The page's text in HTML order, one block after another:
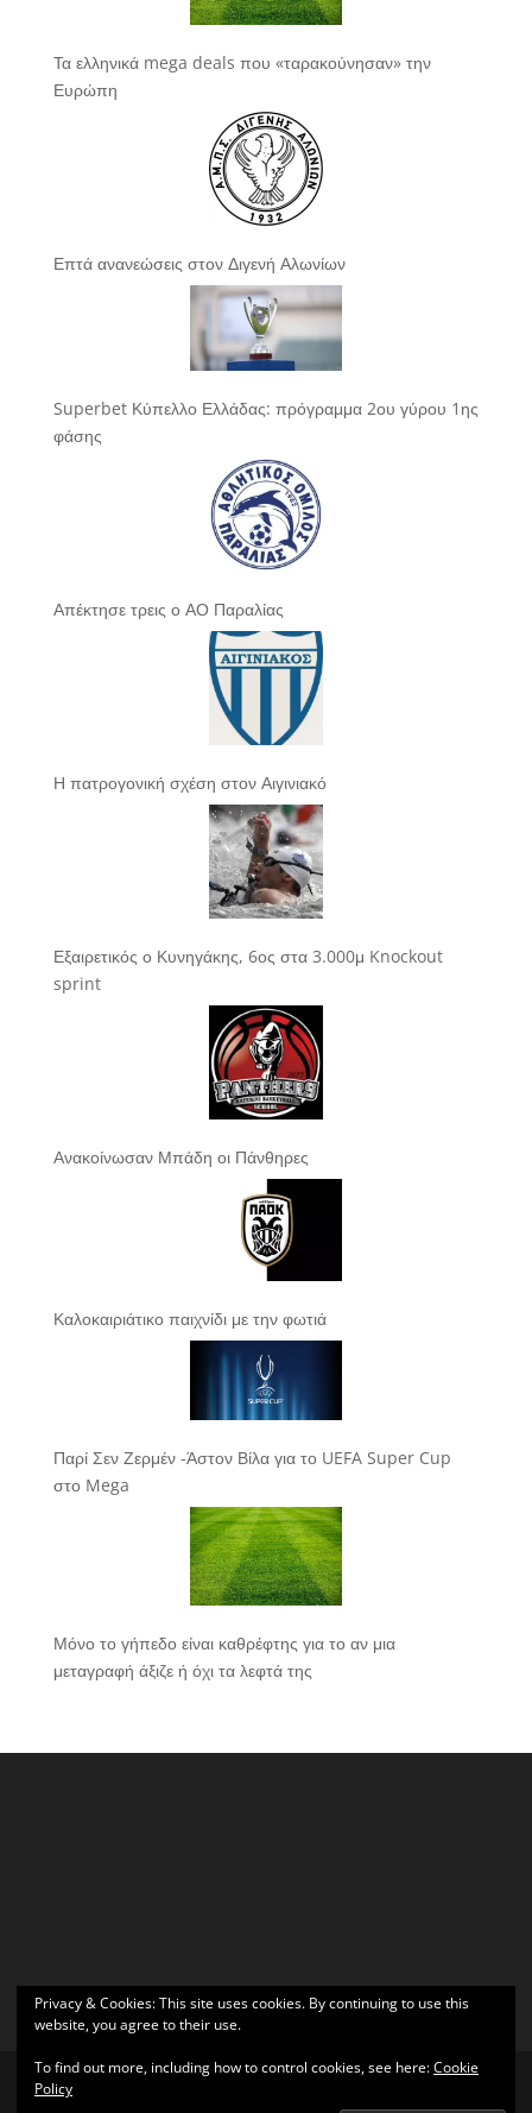
Τα ελληνικά mega deals που «ταρακούνησαν» την
Ευρώπη
Επτά ανανεώσεις στον Διγενή Αλωνίων
Superbet Κύπελλο Ελλάδας: πρόγραμμα 2ου γύρου 1ης
φάσης
Απέκτησε τρεις ο ΑΟ Παραλίας
Η πατρογονική σχέση στον Αιγινιακό
Εξαιρετικός ο Κυνηγάκης, 6ος στα 3.000μ Knockout
sprint
Ανακοίνωσαν Μπάδη οι Πάνθηρες
Καλοκαιριάτικο παιχνίδι με την φωτιά
Παρί Σεν Ζερμέν -Άστον Βίλα για το UEFA Super Cup
στο Mega
Μόνο το γήπεδο είναι καθρέφτης για το αν μια
μεταγραφή άξιζε ή όχι τα λεφτά της
Privacy & Cookies: This site uses cookies. By continuing to use this
website, you agree to their use.
To find out more, including how to control cookies, see here:Cookie
Policy